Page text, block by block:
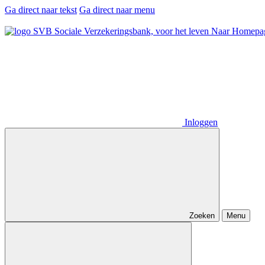
Ga direct naar tekst Ga direct naar menu
Naar
Inloggen
Zoeken Menu